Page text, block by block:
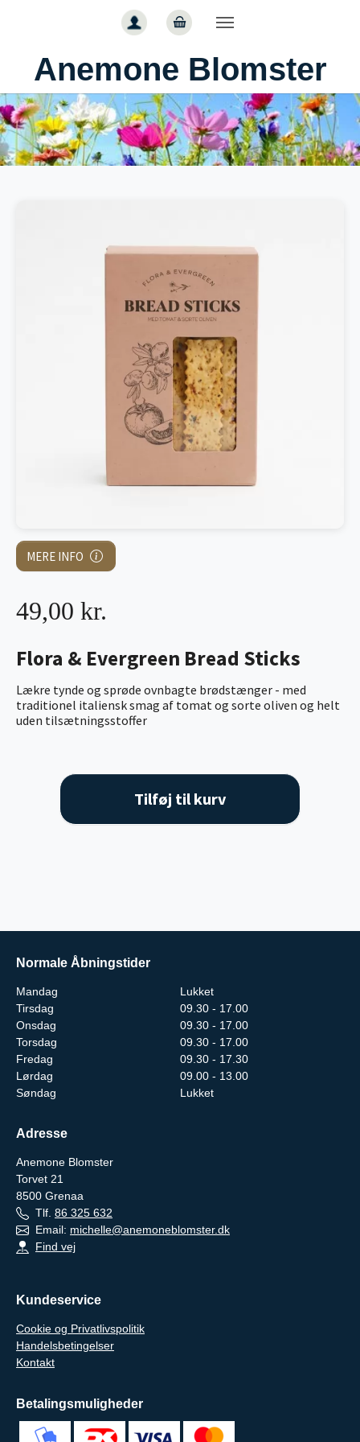
Anemone Blomster
MERE INFO
Flora & Evergreen Bread Sticks
Lækre tynde og sprøde ovnbagte brødstænger - med
traditionel italiensk smag af tomat og sorte oliven og helt
uden tilsætningsstoffer
49,00 kr.
Tilføj til kurv
Normale Åbningstider
Mandag
Lukket
Tirsdag
09.30 - 17.00
Onsdag
09.30 - 17.00
Torsdag
09.30 - 17.00
Fredag
09.30 - 17.30
Lørdag
09.00 - 13.00
Søndag
Lukket
Adresse
Anemone Blomster
Torvet 21
8500 Grenaa
Tlf. 86 325 632
Email: michelle@anemoneblomster.dk
Find vej
Kundeservice
Cookie og Privatlivspolitik
Handelsbetingelser
Kontakt
Betalingsmuligheder